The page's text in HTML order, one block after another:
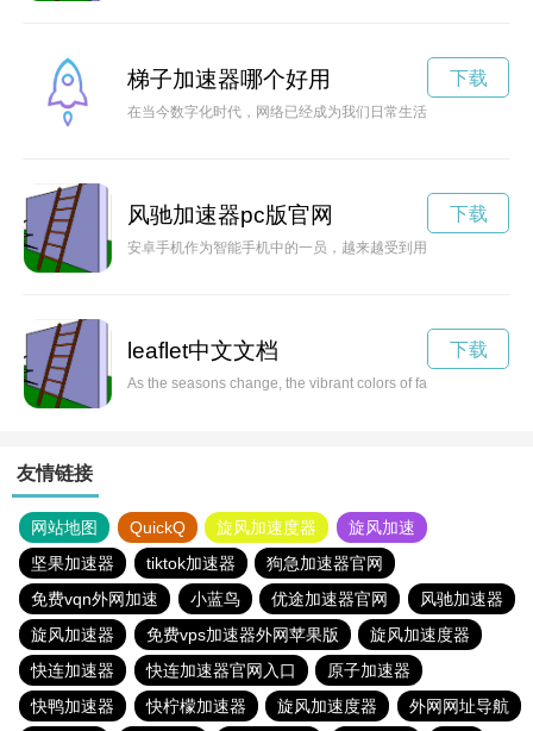
梯子加速器哪个好用
在当今数字化时代，网络已经成为我们日常生活不可或缺的一
下载
风驰加速器pc版官网
安卓手机作为智能手机中的一员，越来越受到用户们的青睐。
下载
leaflet中文文档
As the seasons change, the vibrant colors of fall leaves come
下载
友情链接
网站地图 QuickQ 旋风加速度器
旋风加速
坚果加速器
tiktok加速器
狗急加速器官网
免费vqn外网加速
小蓝鸟 优途加速器官网
风驰加速器
旋风加速器
免费vps加速器外网苹果版
旋风加速度器
快连加速器
快连加速器官网入口
原子加速器
快鸭加速器
快柠檬加速器 旋风加速度器 外网网址导航